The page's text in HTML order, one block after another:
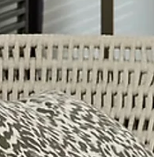
Canotta spalla larga
Ottima vestibilità e qualità